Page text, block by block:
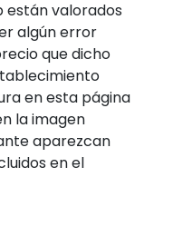
están valorados
algún error
que dicho
en esta página
la imagen
aparezcan
en el